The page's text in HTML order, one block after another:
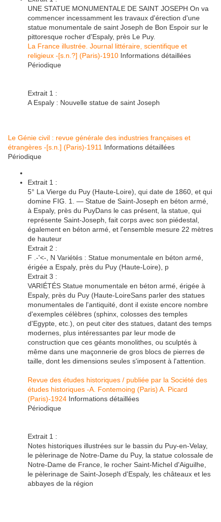
UNE STATUE MONUMENTALE DE SAINT JOSEPH On va
commencer incessamment les travaux d'érection d'une
statue monumentale de saint Joseph de Bon Espoir sur le
pittoresque rocher d'Espaly, près Le Puy.
La France illustrée. Journal littéraire, scientifique et
religieux -[s.n.?] (Paris)-1910 Informations détaillées
Périodique
Extrait 1 :
A Espaly : Nouvelle statue de saint Joseph
Le Génie civil : revue générale des industries françaises et
étrangères -[s.n.] (Paris)-1911 Informations détaillées
Périodique
Extrait 1 :
5° La Vierge du Puy (Haute-Loire), qui date de 1860, et qui
domine FIG. 1. — Statue de Saint-Joseph en béton armé,
à Espaly, près du PuyDans le cas présent, la statue , qui
représente Saint-Joseph , fait corps avec son piédestal,
également en béton armé, et l'ensemble mesure 22 mètres
de hauteur
Extrait 2 :
F .-'<-, N Variétés : Statue monumentale en béton armé,
érigée a Espaly, près du Puy (Haute-Loire), p
Extrait 3 :
VARIÉTÉS Statue monumentale en béton armé, érigée à
Espaly, près du Puy (Haute-LoireSans parler des statues
monumentales de l'antiquité, dont il existe encore nombre
d'exemples célèbres (sphinx, colosses des temples
d'Egypte, etc.), on peut citer des statues , datant des temps
modernes, plus intéressantes par leur mode de
construction que ces géants monolithes, ou sculptés à
même dans une maçonnerie de gros blocs de pierres de
taille, dont les dimensions seules s'imposent à l'attention.
Revue des études historiques / publiée par la Société des
études historiques -A. Fontemoing (Paris) A. Picard
(Paris)-1924 Informations détaillées
Périodique
Extrait 1 :
Notes historiques illustrées sur le bassin du Puy-en-Velay,
le pèlerinage de Notre-Dame du Puy, la statue colossale de
Notre-Dame de France, le rocher Saint-Michel d'Aiguilhe,
le pèlerinage de Saint-Joseph d'Espaly, les châteaux et les
abbayes de la région